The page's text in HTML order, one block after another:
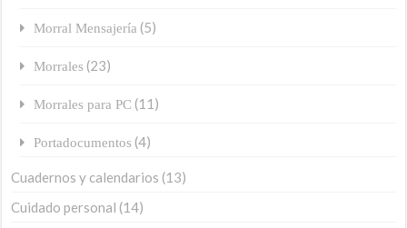
Morral Mensajería (5)
Morrales (23)
Morrales para PC (11)
Portadocumentos (4)
Cuadernos y calendarios (13)
Cuidado personal (14)